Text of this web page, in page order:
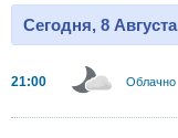
Сегодня, 8 Августа
21:00 Облачно